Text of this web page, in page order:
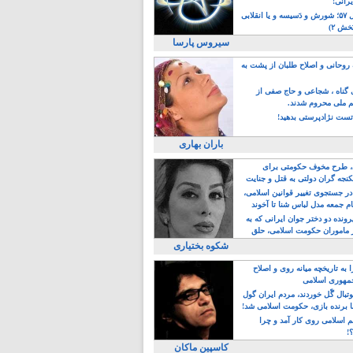
رویداد سال ۵۷؛ شورش و دَسیسه و یا انقلابی
۲)
سیروس پارسا
و اصلاح طلبان از پشت به
گناه ، شجاعی و حاج صفی از
ملی محروم شدند.
نژادپرستی بدهید!
باران بهاری
مخوف حکومتی برای
گران دولتی به قتل و جنایت
جستجوی تغییر قوانین اسلامی،
جمعه مدل لباس شنا تا آخوند
دو دختر جوان ایرانی که به
ماموران حکومت اسلامی، حلق
شکوه بختیاری
به تاریخچه میانه روی و اصلاح
اسلامی
گًل خوردند، مردم ایران گول
برنده بازی، حکومت اسلامی شد!
اسلامی روی کار آمد و چرا
کاسپین ماکان